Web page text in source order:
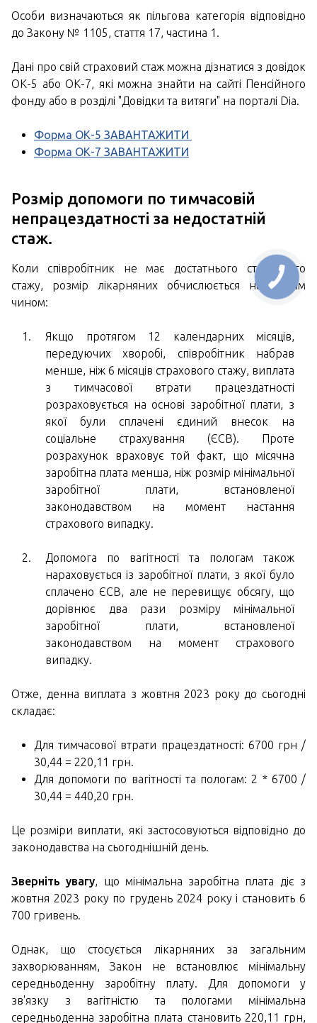
Особи визначаються як пільгова категорія відповідно
до Закону № 1105, стаття 17, частина 1.
Дані про свій страховий стаж можна дізнатися з довідок
ОК-5 або ОК-7, які можна знайти на сайті Пенсійного
фонду або в розділі "Довідки та витяги" на порталі Dia.
Форма ОК-5 ЗАВАНТАЖИТИ
Форма ОК-7 ЗАВАНТАЖИТИ
Розмір допомоги по тимчасовій
непрацездатності за недостатній
стаж.
Коли співробітник не має достатнього страхового
стажу, розмір лікарняних обчислюється наступним
чином:
Якщо протягом 12 календарних місяців,
передуючих хворобі, співробітник набрав
менше, ніж 6 місяців страхового стажу, виплата
з тимчасової втрати працездатності
розраховується на основі заробітної плати, з
якої були сплачені єдиний внесок на
соціальне страхування (ЄСВ). Проте
розрахунок враховує той факт, що місячна
заробітна плата менша, ніж розмір мінімальної
заробітної плати, встановленої
законодавством на момент настання
страхового випадку.
Допомога по вагітності та пологам також
нараховується із заробітної плати, з якої було
сплачено ЄСВ, але не перевищує обсягу, що
дорівнює два рази розміру мінімальної
заробітної плати, встановленої
законодавством на момент страхового
випадку.
Отже, денна виплата з жовтня 2023 року до сьогодні
складає:
Для тимчасової втрати працездатності: 6700 грн /
30,44 = 220,11 грн.
Для допомоги по вагітності та пологам: 2 * 6700 /
30,44 = 440,20 грн.
Це розміри виплати, які застосовуються відповідно до
законодавства на сьогоднішній день.
Зверніть увагу, що мінімальна заробітна плата діє з
жовтня 2023 року по грудень 2024 року і становить 6
700 гривень.
Однак, що стосується лікарняних за загальним
захворюванням, Закон не встановлює мінімальну
середньоденну заробітну плату. Для допомоги у
зв'язку з вагітністю та пологами мінімальна
середньоденна заробітна плата становить 220,11 грн,